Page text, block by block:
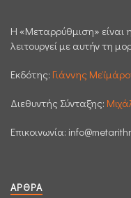
H «Μεταρρύθμιση» είναι
λειτουργεί με αυτήν τη
Εκδότης: Γιάννης
Διεθυντής Σύνταξης:
Επικοινωνία:
ΆΡΘΡΑ